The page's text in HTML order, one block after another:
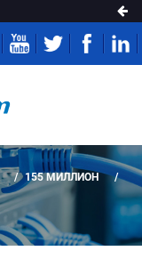
155 МИЛЛИОН